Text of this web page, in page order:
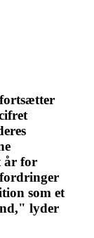
år for
som et
lyder